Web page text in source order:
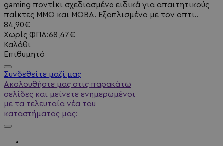
gaming ποντίκι σχεδιασμένο ειδικά για απαιτητικούς
παίκτες MMO και MOBA. Εξοπλισμένο με τον οπτι..
84,90€
Χωρίς ΦΠΑ:68,47€
Καλάθι
Επιθυμητό
Συνδεθείτε μαζί μας
Ακολουθήστε μας στις παρακάτω
σελίδες και μείνετε ενημερωμένοι
με τα τελευταία νέα του
καταστήματος μας: